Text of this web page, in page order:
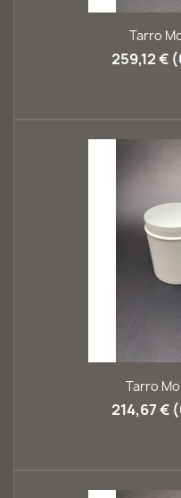
Tarro
259,12 €
Tarro
214,67 €